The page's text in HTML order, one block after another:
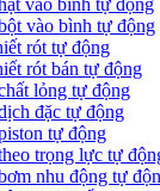
vào bình tự động
rót tự động
rót bán tự động
lỏng tự động
đặc tự động
tự động
trọng lực tự
nhu động tự